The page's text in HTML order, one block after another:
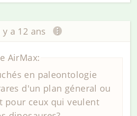
y a 12 ans
AirMax:
en paleontologie
d'un plan géneral ou
pour ceux qui veulent